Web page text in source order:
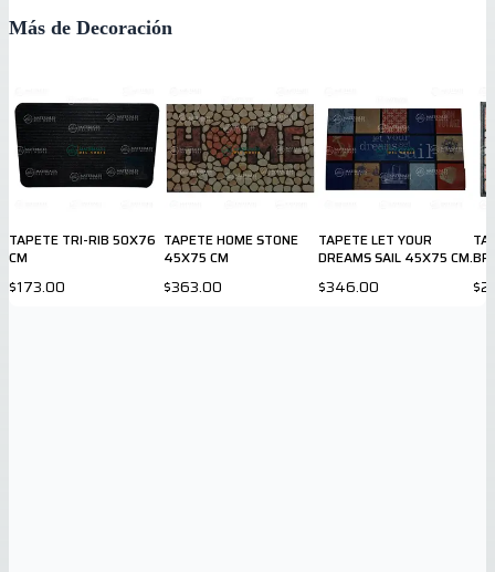
Más de Decoración
TAPETE TRI-RIB 50X76
CM
$173.00
TAPETE HOME STONE
45X75 CM
$363.00
TAPETE LET YOUR
DREAMS SAIL 45X75 CM.
$346.00